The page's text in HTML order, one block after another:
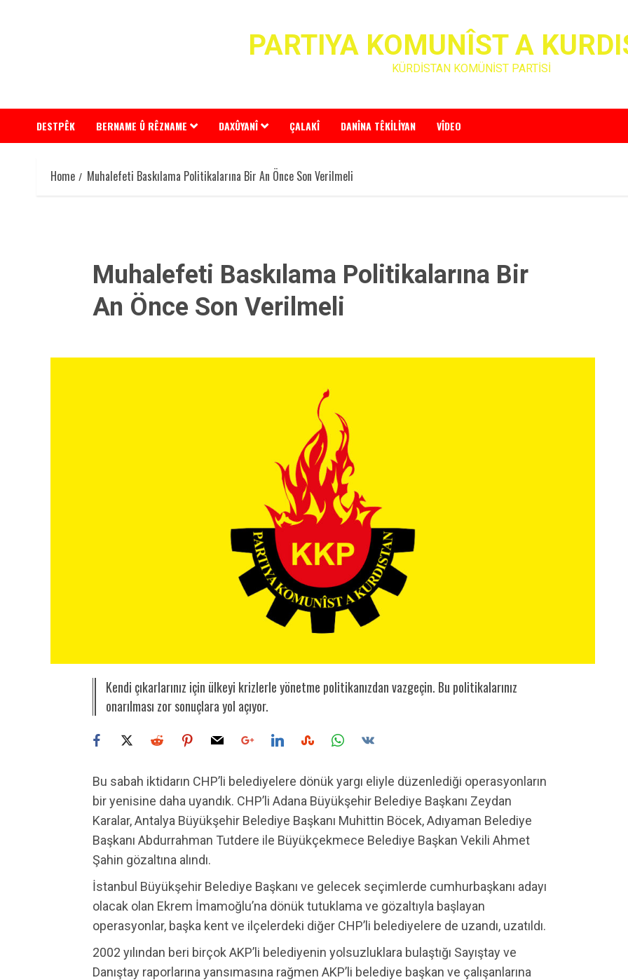
PARTIYA KOMUNÎST A
KÜRDİSTAN KOMÜNİST PARTİSİ
DESTPÊK BERNAME Û RÊZNAME DAXÛYANÎ ÇALAKÎ DANÎNA TÊKILIYAN VÎDEO
Home Muhalefeti Baskılama Politikalarına Bir An Önce Son Verilmeli
Muhalefeti Baskılama Politikalarına Bir
An Önce Son Verilmeli
Kendi çıkarlarınız için ülkeyi krizlerle yönetme politikanızdan vazgeçin. Bu politikalarınız
onarılması zor sonuçlara yol açıyor.
Bu sabah iktidarın CHP’li belediyelere dönük yargı eliyle düzenlediği operasyonların
bir yenisine daha uyandık. CHP’li Adana Büyükşehir Belediye Başkanı Zeydan
Karalar, Antalya Büyükşehir Belediye Başkanı Muhittin Böcek, Adıyaman Belediye
Başkanı Abdurrahman Tutdere ile Büyükçekmece Belediye Başkan Vekili Ahmet
Şahin gözaltına alındı.
İstanbul Büyükşehir Belediye Başkanı ve gelecek seçimlerde cumhurbaşkanı adayı
olacak olan Ekrem İmamoğlu’na dönük tutuklama ve gözaltıyla başlayan
operasyonlar, başka kent ve ilçelerdeki diğer CHP’li belediyelere de uzandı, uzatıldı.
2002 yılından beri birçok AKP’li belediyenin yolsuzluklara bulaştığı Sayıştay ve
Danıştay raporlarına yansımasına rağmen AKP’li belediye başkan ve çalışanlarına